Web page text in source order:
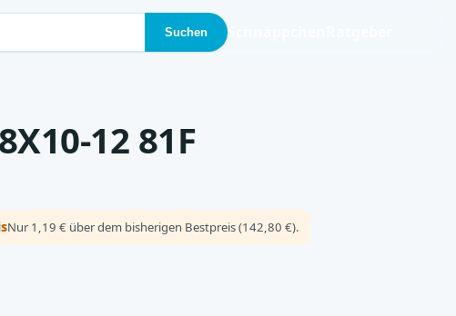
Suchen
12 81F
Nur 1,19 € über dem bisherigen Bestpreis (142,80 €).